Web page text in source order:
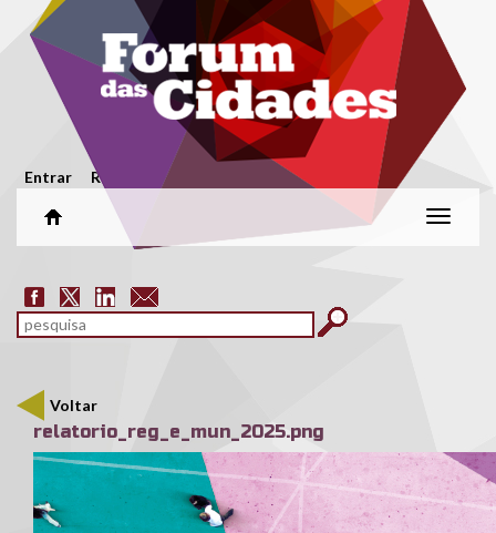
Passar para o conteúdo principal
Menu secundário
Entrar Registar
Alterar
Formulário de pesquisa
pesquisar
Voltar
relatorio_reg_e_mun_2025.png